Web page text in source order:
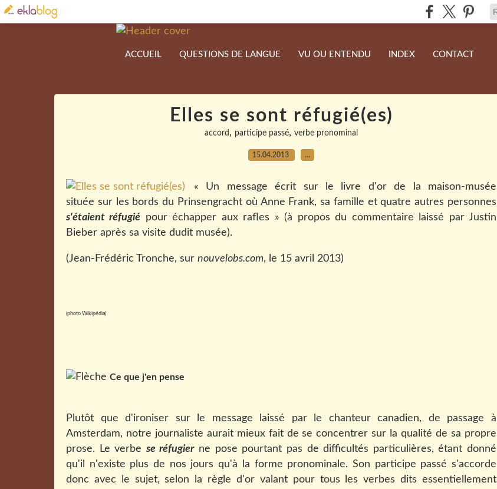
ACCUEIL QUESTIONS DE LANGUE VU OU ENTENDU INDEX CONTACT
Elles se sont réfugié(es)
accord , participe passé, verbe pronominal
15.04.2013 …
« Un message écrit sur le livre d'or de la maison-musée
située sur les bords du Prinsengracht où Anne Frank, sa famille et quatre autres personnes
s'étaient réfugié pour échapper aux rafles » (à propos du commentaire laissé par Justin
Bieber après sa visite dudit musée).
(Jean-Frédéric Tronche, sur nouvelobs.com, le 15 avril 2013)
(photo Wikipédia)
Ce que j'en pense
Plutôt que d'ironiser sur le message laissé par le chanteur canadien, de passage à
Amsterdam, notre journaliste aurait mieux fait de se concentrer sur la qualité de sa propre
prose. Le verbe se réfugierne pose pourtant pas de difficultés particulières, étant donné
qu'il n'existe plus de nos jours qu'à la forme pronominale. Son participe passé s'accorde
donc avec le sujet, selon la règle d'or valant pour tous les verbes dits essentiellement